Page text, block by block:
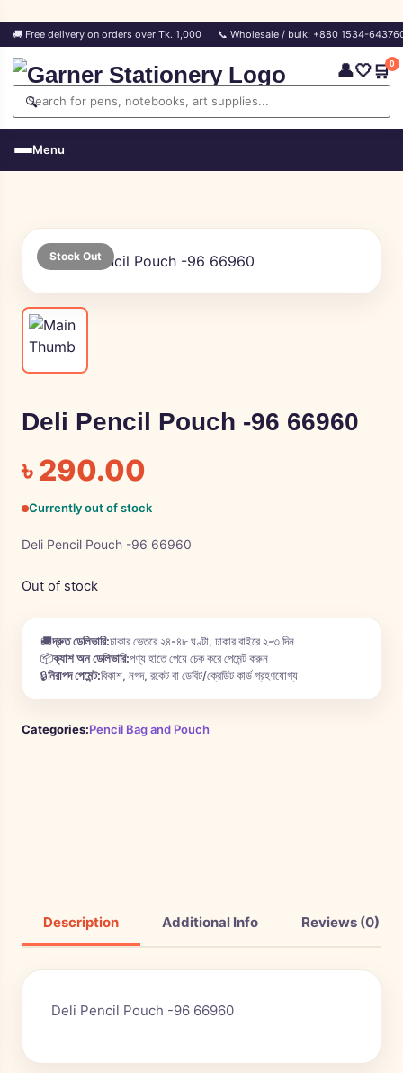
🚚 Free delivery on orders over Tk. 1,000 📞 Wholesale / bulk: +880 1534-
🔍
👤🤍🛒0
Menu
Stock Out
Deli Pencil Pouch -96 66960
৳290.00
Currently out of stock
Deli Pencil Pouch -96 66960
Out of stock
🚚দ্রুত ডেলিভারি:ঢাকার ভেতরে ২৪-৪৮ ঘণ্টা, ঢাকার বাইরে ২-৩ দিন
📦ক্যাশ অন ডেলিভারি:পণ্য হাতে পেয়ে চেক করে পেমেন্ট করুন
🔒নিরাপদ পেমেন্ট:বিকাশ, নগদ, রকেট বা ডেবিট/ক্রেডিট কার্ড গ্রহণযোগ্য
Categories:Pencil Bag and Pouch
Description Additional Info Reviews (0)
Deli Pencil Pouch -96 66960